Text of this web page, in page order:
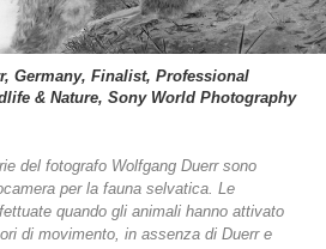
Germany, Finalist, Professional
& Nature, Sony World Photography
del fotografo Wolfgang Duerr sono
per la fauna selvatica. Le
quando gli animali hanno attivato
di movimento, in assenza di Duerr e